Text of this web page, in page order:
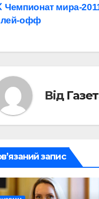
записів
Чемпионат мира-
офф
Від
запис